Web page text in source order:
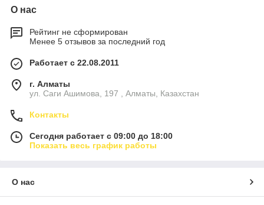
О нас
Рейтинг не сформирован
Менее 5 отзывов за последний год
Работает с 22.08.2011
г. Алматы
ул. Саги Ашимова, 197 , Алматы, Казахстан
Контакты
Сегодня работает с 09:00 до 18:00
Показать весь график работы
О нас